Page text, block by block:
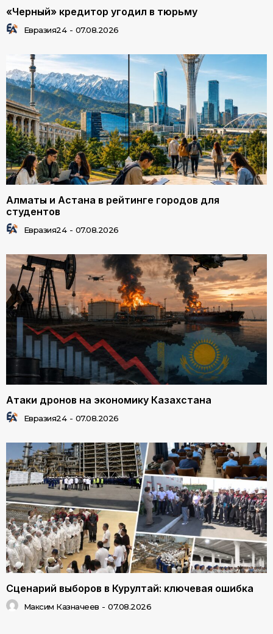
«Черный» кредитор угодил в тюрьму
Евразия24 - 07.08.2026
Алматы и Астана в рейтинге городов для
студентов
Евразия24 - 07.08.2026
Атаки дронов на экономику Казахстана
Евразия24 - 07.08.2026
Сценарий выборов в Курултай: ключевая ошибка
Максим Казначеев - 07.08.2026